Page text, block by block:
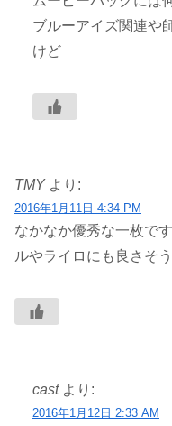
ブルーアイズ関連や
けど
TMY より:
2016年1月11日 4:34 PM
なかなか優秀な一枚で
ルやライロにも良さそう
cast より:
2016年1月12日 2:33 AM